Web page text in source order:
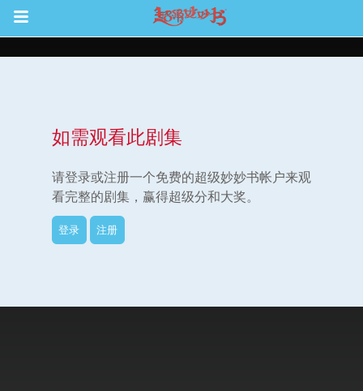
Return to Content
如需观看此剧集
请登录或注册一个免费的超级妙妙书帐户来观
看完整的剧集，赢得超级分和大奖。
登录 注册